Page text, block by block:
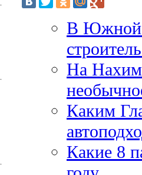
В Южной
На
Каким
Какие 8